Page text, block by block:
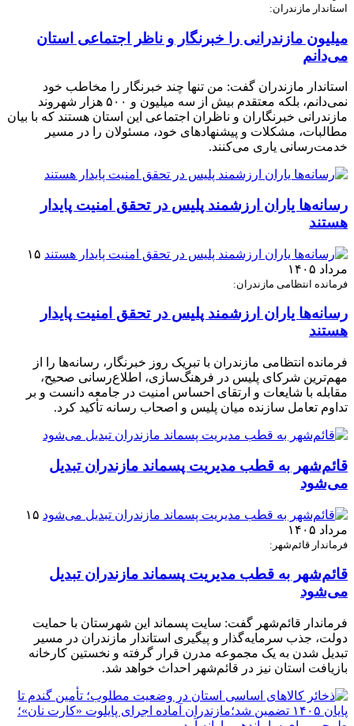
استاندار مازندران:
میلیون مازندرانی را خبرنگار و ناظر اجتماعی استان
می‌دانم
استاندار مازندران گفت: من تنها چند خبرنگار را مخاطب خود
نمی‌دانم، بلکه معتقدم بیش از سه میلیون و ۵۰۰ هزار شهروند
مازندرانی خبرنگاران و ناظران اجتماعی این استان هستند که با بیان
مطالبات، مشکلات و پیشنهادهای خود، مسئولان را در مسیر
خدمت‌رسانی یاری می‌کنند.
رسانه‌ها یاران ارزشمند پلیس در تحقق امنیت پایدار
هستند
۱۵
مرداد ۱۴۰۵
فرمانده انتظامی مازندران:
رسانه‌ها یاران ارزشمند پلیس در تحقق امنیت پایدار
هستند
فرمانده انتظامی مازندران با تبریک روز خبرنگار، رسانه‌ها را از
مهم‌ترین شرکای پلیس در فرهنگ‌سازی، اطلاع‌رسانی صحیح،
مقابله با شایعات و ارتقای احساس امنیت در جامعه دانست و بر
تداوم تعامل سازنده میان پلیس و اصحاب رسانه تأکید کرد.
قائم‌شهر به قطب مدیریت پسماند مازندران تبدیل
می‌شود
۱۵
مرداد ۱۴۰۵
فرماندار قائم‌شهر:
قائم‌شهر به قطب مدیریت پسماند مازندران تبدیل
می‌شود
فرماندار قائم‌شهر گفت: سایت پسماند این شهرستان با حمایت
دولت، جذب سرمایه‌گذار و پیگیری استاندار مازندران در مسیر
تبدیل شدن به یک مجموعه مدرن قرار گرفته و نخستین کارخانه
بازیافت استان نیز در قائم‌شهر احداث خواهد شد.